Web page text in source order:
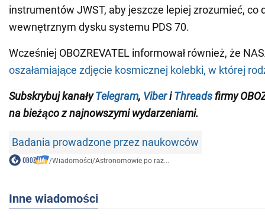
instrumentów JWST, aby jeszcze lepiej zrozumieć, co
wewnętrznym dysku systemu PDS 70.
Wcześniej OBOZREVATEL informował również, że
oszałamiające zdjęcie kosmicznej kolebki, w której
Subskrybuj kanałyTelegram, ViberiThreadsfirmy
na bieżąco z najnowszymi wydarzeniami.
Badania prowadzone przez naukowców
/Wiadomości/Astronomowie po raz...
Inne wiadomości